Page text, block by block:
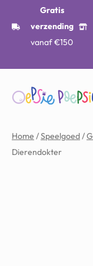
Gratis
verzending
vanaf €150
Home /Speelgoed/
Dierendokter